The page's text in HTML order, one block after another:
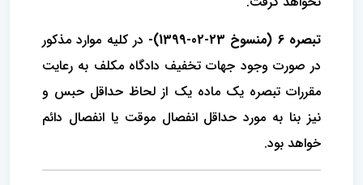
تبصره 6 (منسوخ 23-02-1399)-
در کلیه موارد مذکور
در صورت وجود جهات تخفیف دادگاه مکلف به رعایت
مقررات تبصره یک ماده یک از لحاظ حداقل حبس و
نیز‌ بنا به مورد حداقل انفصال موقت یا انفصال دائم
خواهد بود.